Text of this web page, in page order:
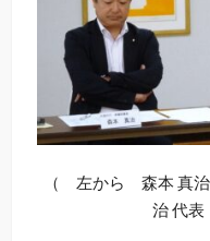
（ 左から 森本 真
治 代